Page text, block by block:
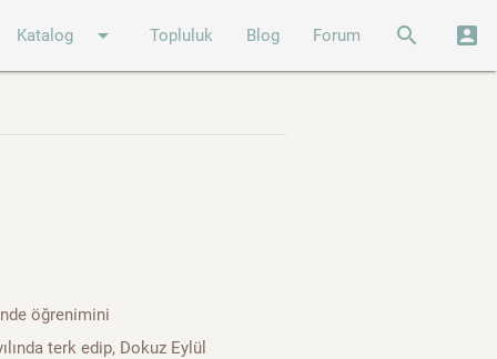
Katalog arrow_drop_down Topluluk Blog Forum search account_box
öğrenimini
terk edip, Dokuz Eylül